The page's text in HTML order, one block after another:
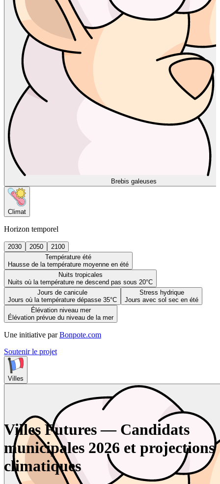
Brebis galeuses
Climat
Horizon temporel
2030 2050
2100
Température été
Hausse de la température moyenne en été
Nuits tropicales
Nuits où la température ne descend pas sous 20°C
Jours de canicule
Jours où la température dépasse 35°C
Stress hydrique
Jours avec sol sec en été
Élévation niveau mer
Élévation prévue du niveau de la mer
Une initiative par Bonpote.com
Soutenir le projet
Villes
Villes Futures — Candidats
municipales 2026 et projections
climatiques